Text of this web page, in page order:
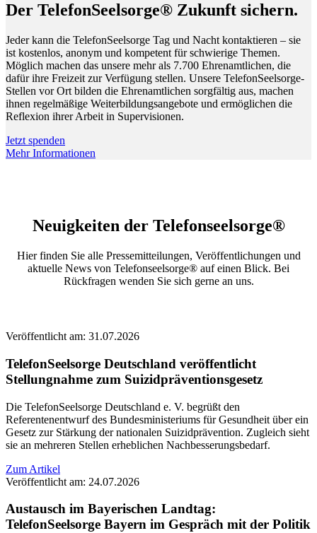
Der TelefonSeelsorge® Zukunft sichern.
Jeder kann die TelefonSeelsorge Tag und Nacht kontaktieren – sie
ist kostenlos, anonym und kompetent für schwierige Themen.
Möglich machen das unsere mehr als 7.700 Ehrenamtlichen, die
dafür ihre Freizeit zur Verfügung stellen. Unsere TelefonSeelsorge-
Stellen vor Ort bilden die Ehrenamtlichen sorgfältig aus, machen
ihnen regelmäßige Weiterbildungsangebote und ermöglichen die
Reflexion ihrer Arbeit in Supervisionen.
Jetzt spenden
Mehr Informationen
Neuigkeiten der Telefonseelsorge®
Hier finden Sie alle Pressemitteilungen, Veröffentlichungen und
aktuelle News von Telefonseelsorge® auf einen Blick. Bei
Rückfragen wenden Sie sich gerne an uns.
Veröffentlicht am: 31.07.2026
TelefonSeelsorge Deutschland veröffentlicht
Stellungnahme zum Suizidpräventionsgesetz
Die TelefonSeelsorge Deutschland e. V. begrüßt den
Referentenentwurf des Bundesministeriums für Gesundheit über ein
Gesetz zur Stärkung der nationalen Suizidprävention. Zugleich sieht
sie an mehreren Stellen erheblichen Nachbesserungsbedarf.
Zum Artikel
Veröffentlicht am: 24.07.2026
Austausch im Bayerischen Landtag:
TelefonSeelsorge Bayern im Gespräch mit der Politik